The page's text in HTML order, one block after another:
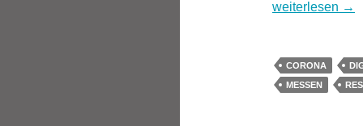
Wohin geht es
weiterlesen →
CORONA
MESSEN